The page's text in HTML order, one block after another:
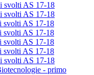
svolti AS 17-18
svolti AS 17-18
svolti AS 17-18
svolti AS 17-18
svolti AS 17-18
svolti AS 17-18
svolti AS 17-18
- primo